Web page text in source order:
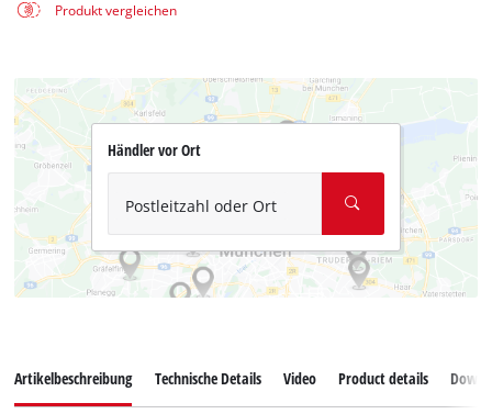
Produkt vergleichen
Händler vor Ort
Postleitzahl oder Ort
Artikelbeschreibung Technische Details Video Product details